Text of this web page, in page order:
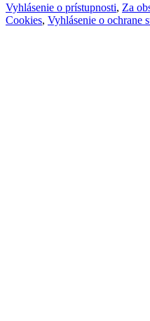
Vyhlásenie o prístupnosti, Za
Cookies, Vyhlásenie o ochrane